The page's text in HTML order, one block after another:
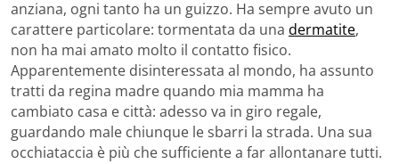
anziana, ogni tanto ha un guizzo. Ha sempre avuto un
carattere particolare: tormentata da una dermatite,
non ha mai amato molto il contatto fisico.
Apparentemente disinteressata al mondo, ha assunto
tratti da regina madre quando mia mamma ha
cambiato casa e città: adesso va in giro regale,
guardando male chiunque le sbarri la strada. Una sua
occhiataccia è più che sufficiente a far allontanare tutti.